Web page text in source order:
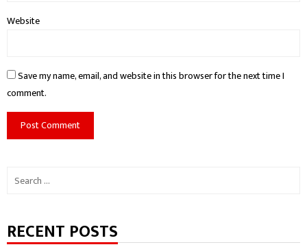
Website
Save my name, email, and website in this browser for the next time I
comment.
Search
RECENT POSTS